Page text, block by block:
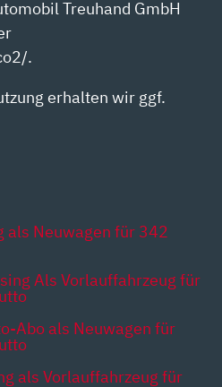
Treuhand GmbH
.
erhalten wir ggf.
als Neuwagen für 342
Als Vorlauffahrzeug für
Abo als Neuwagen für
als Vorlauffahrzeug für